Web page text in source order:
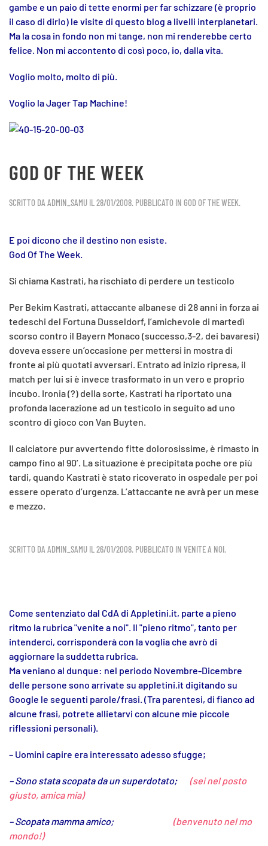
gambe e un paio di tette enormi per far schizzare (è proprio
il caso di dirlo) le visite di questo blog a livelli interplanetari.
Ma la cosa in fondo non mi tange, non mi renderebbe certo
felice. Non mi accontento di così poco, io, dalla vita.
Voglio molto, molto di più.
Voglio la Jager Tap Machine!
GOD OF THE WEEK
SCRITTO DA ADMIN_SAMU IL28/01/2008. PUBBLICATO IN GOD OF THE WEEK.
E poi dicono che il destino non esiste.
God Of The Week.
Si chiama Kastrati, ha rischiato di perdere un testicolo
Per Bekim Kastrati, attaccante albanese di 28 anni in forza ai
tedeschi del Fortuna Dusseldorf, l’amichevole di martedì
scorso contro il Bayern Monaco (successo,3-2, dei bavaresi)
doveva essere un’occasione per mettersi in mostra di
fronte ai più quotati avversari. Entrato ad inizio ripresa, il
match per lui si è invece trasformato in un vero e proprio
incubo. Ironia (?) della sorte, Kastrati ha riportato una
profonda lacerazione ad un testicolo in seguito ad uno
scontro di gioco con Van Buyten.
Il calciatore pur avvertendo fitte dolorosissime, è rimasto in
campo fino al 90’. La situazione è precipitata poche ore più
tardi, quando Kastrati è stato ricoverato in ospedale per poi
essere operato d’urgenza. L’attaccante ne avrà per un mese
e mezzo.
SCRITTO DA ADMIN_SAMU IL26/01/2008. PUBBLICATO IN VENITE A NOI.
Come sentenziato dal CdA di Appletini.it, parte a pieno
ritmo la rubrica "venite a noi". Il "pieno ritmo", tanto per
intenderci, corrisponderà con la voglia che avrò di
aggiornare la suddetta rubrica.
Ma veniano al dunque: nel periodo Novembre-Dicembre
delle persone sono arrivate su appletini.it digitando su
Google le seguenti parole/frasi. (Tra parentesi, di fianco ad
alcune frasi, potrete allietarvi con alcune mie piccole
riflessioni personali).
– Uomini capire era interessato adesso sfugge;
– Sono stata scopata da un superdotato;
(sei nel posto
giusto, amica mia)
– Scopata mamma amico;
(benvenuto nel mo
mondo!)